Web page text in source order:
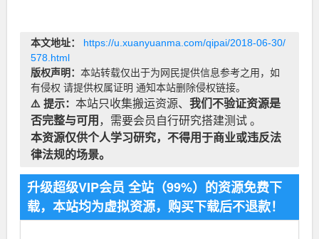
本文地址：
https://u.xuanyuanma.com/qipai/2018-06-30/
578.html
版权声明： 本站转载仅出于为网民提供信息参考之用，如
有侵权 请提供权属证明 通知本站删除侵权链接。
⚠️ 提示： 本站只收集搬运资源、 我们不验证资源是
否完整与可用 ，需要会员自行研究搭建测试 。
本资源仅供个人学习研究，不得用于商业或违反法
律法规的场景。
升级超级VIP会员 全站（99%）的资源免费下
载，本站均为虚拟资源，购买下载后不退款！